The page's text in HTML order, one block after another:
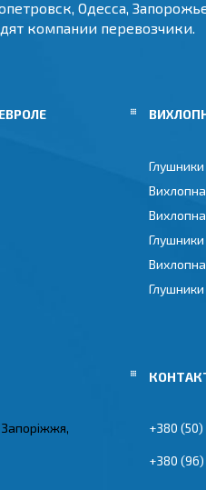
Одесса,
компании перевозчики.
Запоріжжя,
+380 (50)
+380